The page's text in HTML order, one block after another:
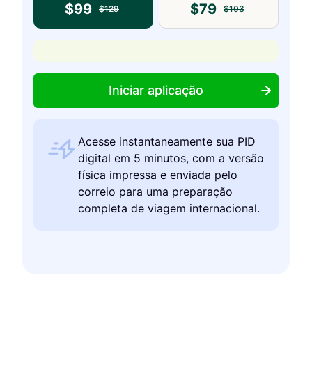
$99 $129 $79 $103
Iniciar aplicação
Acesse instantaneamente sua PID
digital em 5 minutos, com a versão
física impressa e enviada pelo
correio para uma preparação
completa de viagem internacional.